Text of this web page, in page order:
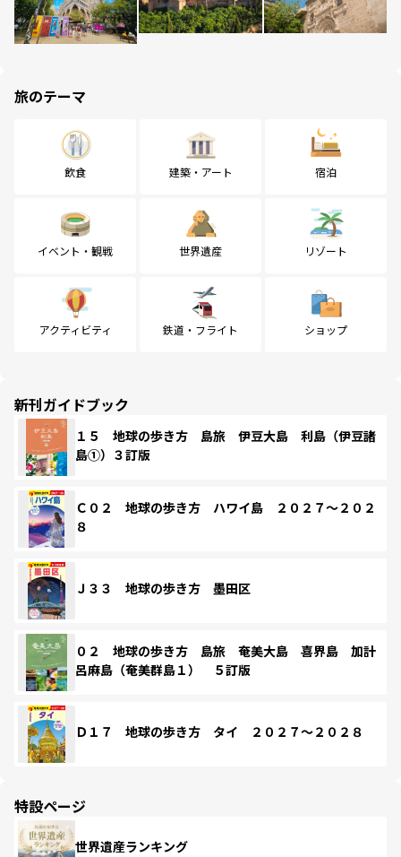
旅のテーマ
飲食 建築・アート 宿泊
イベント・観戦 世界遺産 リゾート
アクティビティ 鉄道・フライト ショップ
新刊ガイドブック
１５ 地球の歩き方 島旅 伊豆大島 利島（伊豆諸
島①）３訂版
Ｃ０２ 地球の歩き方 ハワイ島 ２０２７～２０２
８
Ｊ３３ 地球の歩き方 墨田区
０２ 地球の歩き方 島旅 奄美大島 喜界島 加計
呂麻島（奄美群島１） ５訂版
Ｄ１７ 地球の歩き方 タイ ２０２７～２０２８
特設ページ
世界遺産ランキング